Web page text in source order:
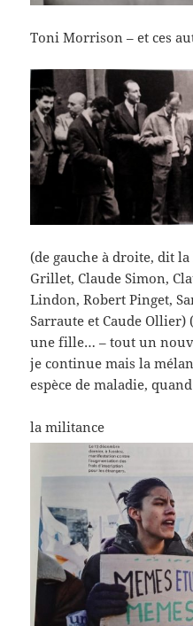
Toni Morrison – et ces
(de gauche à droite, dit
Grillet, Claude Simon,
Lindon, Robert Pinget,
Sarraute et Caude
une fille… – tout un
je continue mais la
espèce de maladie,
la militance